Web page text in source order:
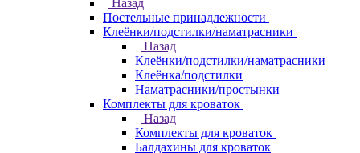
Назад
Постельные принадлежности
Клеёнки/подстилки/наматрасники
Назад
Клеёнки/подстилки/наматрасники
Клеёнка/подстилки
Наматрасники/простынки
Комплекты для кроваток
Назад
Комплекты для кроваток
Балдахины для кроваток